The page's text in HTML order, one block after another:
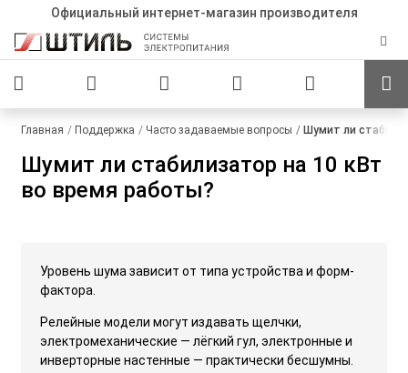
Официальный интернет-магазин производителя
Главная Поддержка Часто задаваемые вопросы Шумит ли
Шумит ли стабилизатор на 10 кВт
во время работы?
Уровень шума зависит от типа устройства и форм-
фактора.
Релейные модели могут издавать щелчки,
электромеханические — лёгкий гул, электронные и
инверторные настенные — практически бесшумны.